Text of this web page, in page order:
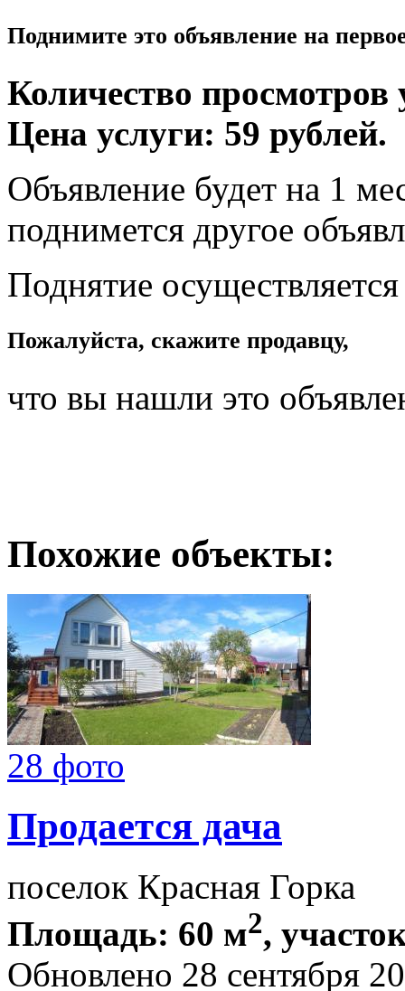
Поднимите это объявление на
Количество просмотров
Цена услуги: 59 рублей.
Объявление будет на 1
поднимется другое
Поднятие
Пожалуйста, скажите продавцу,
что вы нашли это
Похожие объекты:
28 фото
Продается дача
поселок Красная Горка
Площадь: 60 м2,
Обновлено 28 сентября